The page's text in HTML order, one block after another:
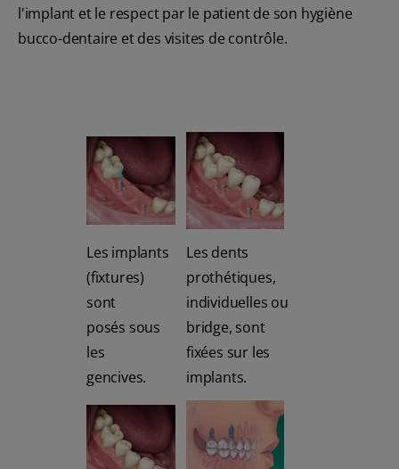
l'implant et le respect par le patient de son hygiène
bucco-dentaire et des visites de contrôle.
Les implants
(fixtures)
sont
posés sous
les
gencives.
Les dents
prothétiques,
individuelles ou
bridge, sont
fixées sur les
implants.